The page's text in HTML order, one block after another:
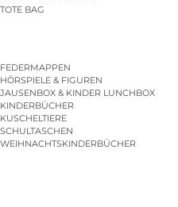
TOTE BAG
FEDERMAPPEN
HÖRSPIELE & FIGUREN
JAUSENBOX & KINDER LUNCHBOX
KINDERBÜCHER
| KINDERGARTENBEUTEL
KUSCHELTIERE
SCHULTASCHEN
WEIHNACHTSKINDERBÜCHER